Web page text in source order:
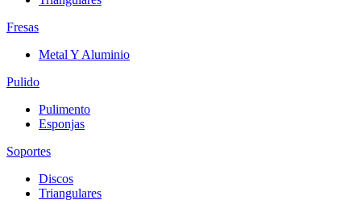
Fresas
Metal Y Aluminio
Pulido
Pulimento
Esponjas
Soportes
Discos
Triangulares